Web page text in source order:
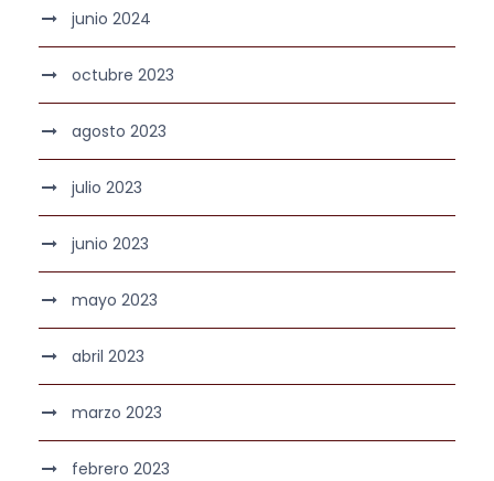
junio 2024
octubre 2023
agosto 2023
julio 2023
junio 2023
mayo 2023
abril 2023
marzo 2023
febrero 2023